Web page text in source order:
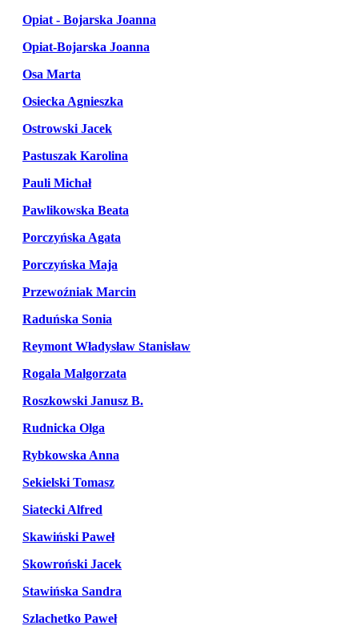
Opiat - Bojarska Joanna
Opiat-Bojarska Joanna
Osa Marta
Osiecka Agnieszka
Ostrowski Jacek
Pastuszak Karolina
Pauli Michał
Pawlikowska Beata
Porczyńska Agata
Porczyńska Maja
Przewoźniak Marcin
Raduńska Sonia
Reymont Władysław Stanisław
Rogala Malgorzata
Roszkowski Janusz B.
Rudnicka Olga
Rybkowska Anna
Sekielski Tomasz
Siatecki Alfred
Skawiński Paweł
Skowroński Jacek
Stawińska Sandra
Szlachetko Paweł